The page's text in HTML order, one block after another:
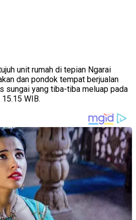
unit rumah di tepian Ngarai
dan pondok tempat berjualan
sungai yang tiba-tiba meluap pada
WIB.